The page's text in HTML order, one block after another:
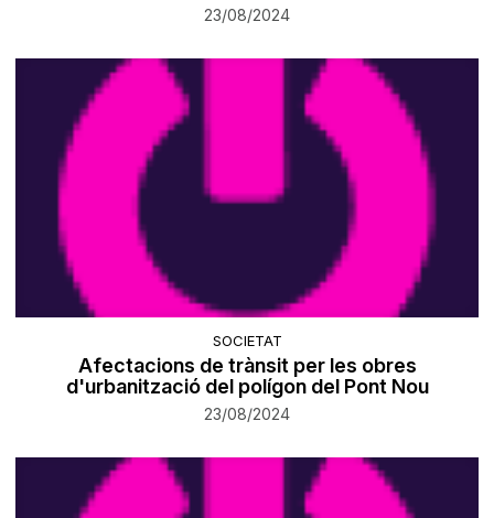
23/08/2024
SOCIETAT
Afectacions de trànsit per les obres
d'urbanització del polígon del Pont Nou
23/08/2024